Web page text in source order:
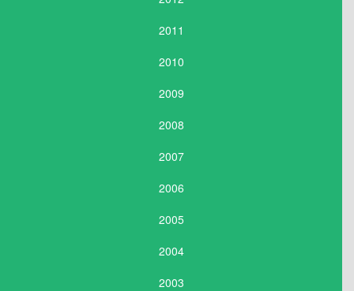
2011
2010
2009
2008
2007
2006
2005
2004
2003